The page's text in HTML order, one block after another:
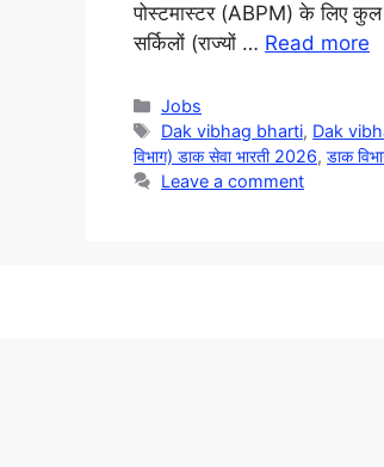
पोस्टमास्टर (ABPM) के लिए
सर्किलों (राज्यों … Read more
Categories
Jobs
Tags
Dak vibhag bharti, Dak
विभाग) डाक सेवा भारती 2026, डाक
Leave a comment